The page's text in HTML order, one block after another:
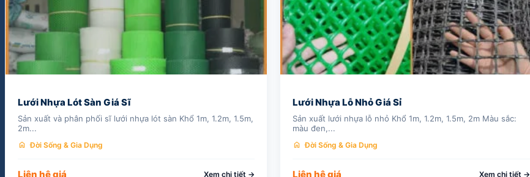
Lưới Nhựa Lót Sàn Giá Sĩ
Sản xuất và phân phối sĩ lưới nhựa lót sàn Khổ 1m, 1.2m, 1.5m,
2m...
home Đời Sống & Gia Dụng
Liên hệ giá Xem chi tiết →
Lưới Nhựa Lỗ Nhỏ Giá Sỉ
Sản xuất lưới nhựa lỗ nhỏ Khổ 1m, 1.2m, 1.5m, 2m Màu sắc:
màu đen,...
home Đời Sống & Gia Dụng
Liên hệ giá Xem chi tiết →